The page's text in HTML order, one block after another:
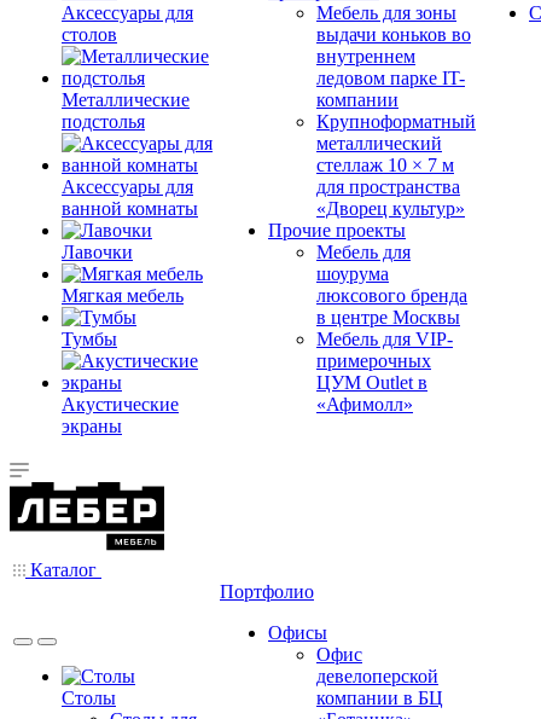
Аксессуары для
столов
Металлические
подстолья
Аксессуары для
ванной комнаты
Лавочки
Мягкая мебель
Тумбы
Акустические
экраны
Мебель для зоны
выдачи коньков во
внутреннем
ледовом парке IT-
компании
Крупноформатный
металлический
стеллаж 10 × 7 м
для пространства
«Дворец культур»
Прочие проекты
Мебель для
шоурума
люксового бренда
в центре Москвы
Мебель для VIP-
примерочных
ЦУМ Outlet в
«Афимолл»
Каталог
Столы
Портфолио
Офисы
Офис
девелоперской
компании в БЦ